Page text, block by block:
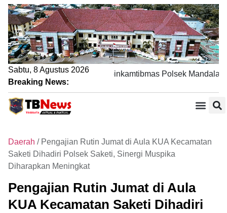
Sabtu, 8 Agustus 2026
Breaking News:
Lewat Sambang DDS, Bhabinkamtibmas Polsek
Daerah / Pengajian Rutin Jumat di Aula KUA Kecamatan
Saketi Dihadiri Polsek Saketi, Sinergi Muspika
Diharapkan Meningkat
Pengajian Rutin Jumat di Aula
KUA Kecamatan Saketi Dihadiri